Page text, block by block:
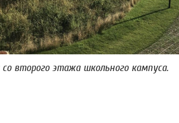
со второго этажа школьного кампуса.